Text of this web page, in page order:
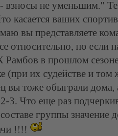
взносы не уменьшим."
касается ваших
вы представляете
относительно, но если
Рамбов в прошлом
(при их судействе и том
вы тоже обыграли
3. Что еще раз
группы значение
!!!!